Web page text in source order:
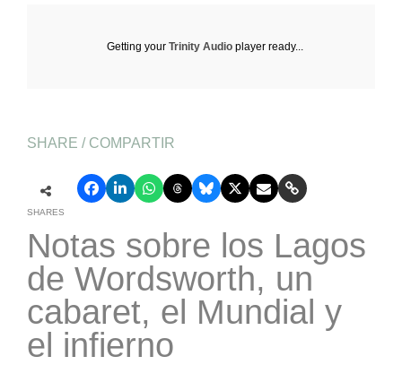
Getting yourTrinity Audio player ready...
SHARE / COMPARTIR
SHARES
Notas sobre los Lagos
de Wordsworth, un
cabaret, el Mundial y
el infierno